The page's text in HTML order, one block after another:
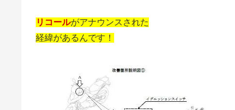
リコールがアナウンスされた
経緯があるんです！